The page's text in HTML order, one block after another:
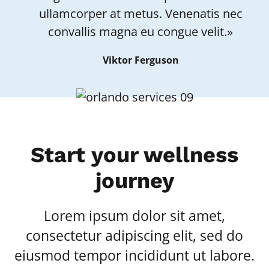
ullamcorper at metus. Venenatis nec
convallis magna eu congue velit.»
Viktor Ferguson
Start your wellness
journey
Lorem ipsum dolor sit amet,
consectetur adipiscing elit, sed do
eiusmod tempor incididunt ut labore.